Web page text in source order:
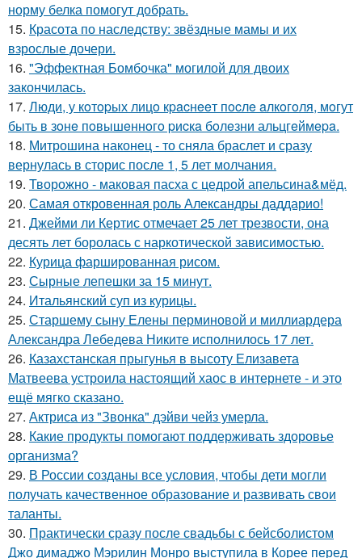
норму белка помогут добрать.
15. Красота по наследству: звёздные мамы и их
взрослые дочери.
16. "Эффектная Бомбочка" могилой для двоих
закончилась.
17. Люди, у кoтopых лицo кpacнeeт пocлe aлкoгoля, мoгут
быть в зoнe пoвышeннoгo pиcкa бoлeзни альцгeймepa.
18. Митрошина наконец - то сняла браслет и сразу
вернулась в сторис после 1, 5 лет молчания.
19. Творожно - маковая пасха с цедрой апельсина&мёд.
20. Самая откровенная роль Александры даддарио!
21. Джейми ли Кертис отмечает 25 лет трезвости, она
десять лет боролась с наркотической зависимостью.
22. Курица фаршированная рисом.
23. Сырные лепешки за 15 минут.
24. Итальянский суп из курицы.
25. Старшему сыну Елены перминовой и миллиардера
Александра Лебедева Никите исполнилось 17 лет.
26. Казахстанская прыгунья в высоту Елизавета
Матвеева устроила настоящий хаос в интернете - и это
ещё мягко сказано.
27. Актриса из "Звонка" дэйви чейз умерла.
28. Какие продукты помогают поддерживать здоровье
организма?
29. В России созданы все условия, чтобы дети могли
получать качественное образование и развивать свои
таланты.
30. Практически сразу после свадьбы с бейсболистом
Джо димаджо Мэрилин Монро выступила в Корее перед